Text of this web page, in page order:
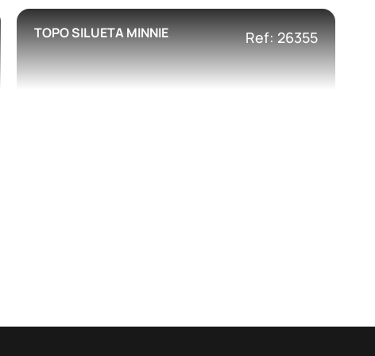
TOPO SILUETA MINNIE Ref: 26355